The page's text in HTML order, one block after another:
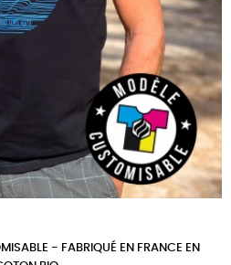
- FABRIQUÉ EN FRANCE EN